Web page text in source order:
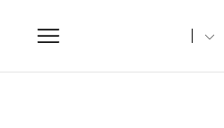
Toggle
navigation